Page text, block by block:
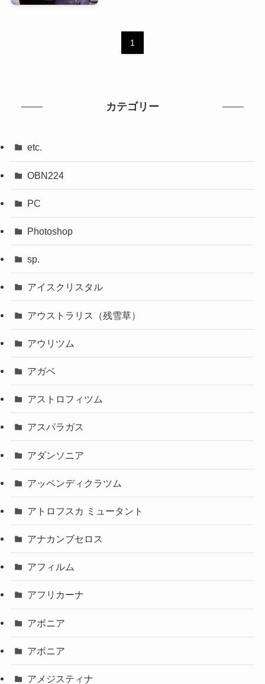
1
カテゴリー
etc.
OBN224
PC
Photoshop
sp.
アイスクリスタル
アウストラリス（残雪草）
アウリツム
アガベ
アストロフィツム
アスパラガス
アダンソニア
アッペンディクラツム
アトロフスカ ミュータント
アナカンブセロス
アフィルム
アフリカーナ
アボニア
アボニア
アメジスティナ